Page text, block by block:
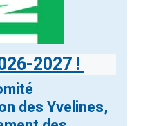
2027 !
des Yvelines,